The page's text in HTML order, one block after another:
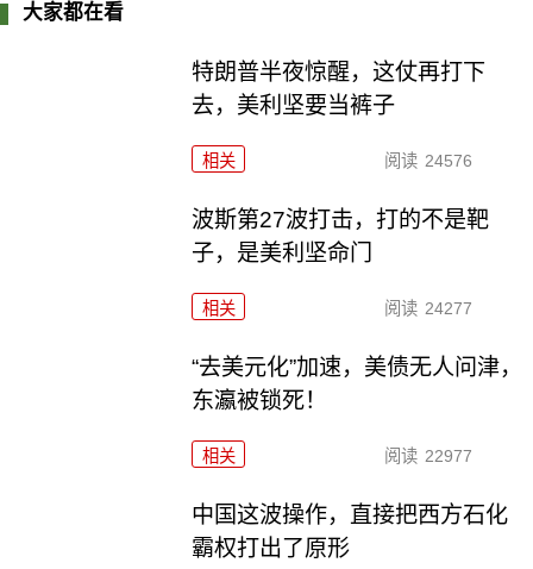
大家都在看
特朗普半夜惊醒，这仗再打下
去，美利坚要当裤子
相关 阅读 24576
波斯第27波打击，打的不是靶
子，是美利坚命门
相关 阅读 24277
“去美元化”加速，美债无人问津，
东瀛被锁死！
相关 阅读 22977
中国这波操作，直接把西方石化
霸权打出了原形